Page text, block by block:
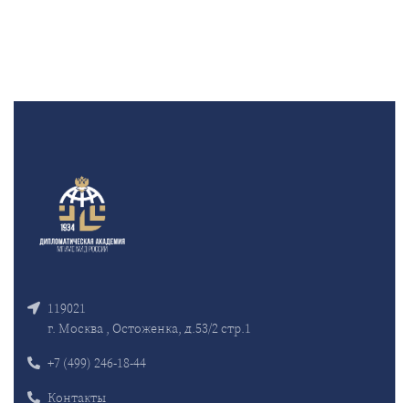
119021
г. Москва , Остоженка, д.53/2 стр.1
+7 (499) 246-18-44
Контакты